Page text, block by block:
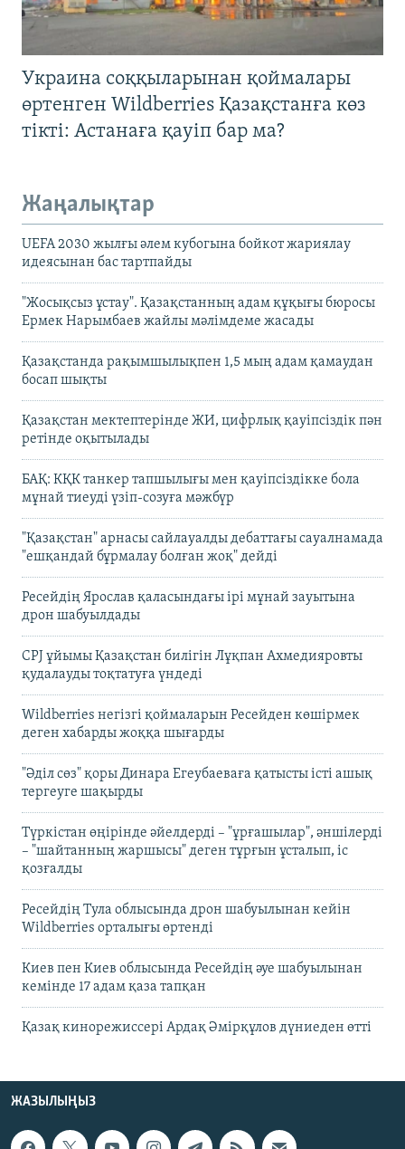
Украина соққыларынан қоймалары
өртенген Wildberries Қазақстанға көз
тікті: Астанаға қауіп бар ма?
Жаңалықтар
UEFA 2030 жылғы әлем кубогына бойкот жариялау
идеясынан бас тартпайды
"Жосықсыз ұстау". Қазақстанның адам құқығы бюросы
Ермек Нарымбаев жайлы мәлімдеме жасады
Қазақстанда рақымшылықпен 1,5 мың адам қамаудан
босап шықты
Қазақстан мектептерінде ЖИ, цифрлық қауіпсіздік пән
ретінде оқытылады
БАҚ: КҚК танкер тапшылығы мен қауіпсіздікке бола
мұнай тиеуді үзіп-созуға мәжбүр
"Қазақстан" арнасы сайлауалды дебаттағы сауалнамада
"ешқандай бұрмалау болған жоқ" дейді
Ресейдің Ярослав қаласындағы ірі мұнай зауытына
дрон шабуылдады
CPJ ұйымы Қазақстан билігін Лұқпан Ахмедияровты
қудалауды тоқтатуға үндеді
Wildberries негізгі қоймаларын Ресейден көшірмек
деген хабарды жоққа шығарды
"Әділ сөз" қоры Динара Егеубаеваға қатысты істі ашық
тергеуге шақырды
Түркістан өңірінде әйелдерді – "ұрғашылар", әншілерді
– "шайтанның жаршысы" деген тұрғын ұсталып, іс
қозғалды
Ресейдің Тула облысында дрон шабуылынан кейін
Wildberries орталығы өртенді
Киев пен Киев облысында Ресейдің әуе шабуылынан
кемінде 17 адам қаза тапқан
Қазақ кинорежиссері Ардақ Әмірқұлов дүниеден өтті
ЖАЗЫЛЫҢЫЗ